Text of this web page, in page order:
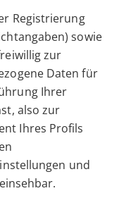
Registrierung
sowie
zur
Daten für
Ihrer
also zur
Ihres Profils
und